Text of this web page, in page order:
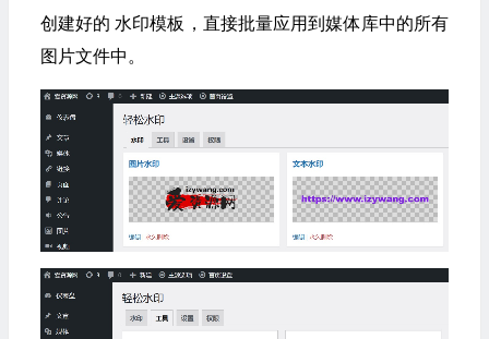
创建好的 水印模板，直接批量应用到媒体库中的所有
图片文件中。